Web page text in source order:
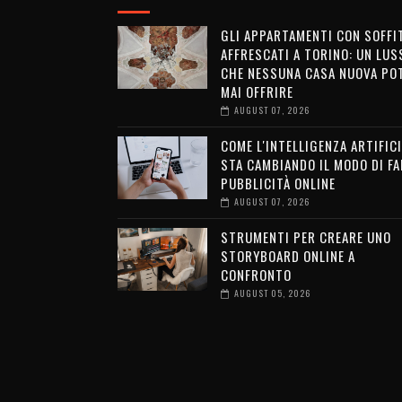
GLI APPARTAMENTI CON
AFFRESCATI A TORINO: UN
CHE NESSUNA CASA NUOVA
MAI OFFRIRE
AUGUST 07, 2026
COME L'INTELLIGENZA
STA CAMBIANDO IL MODO DI
PUBBLICITÀ ONLINE
AUGUST 07, 2026
STRUMENTI PER CREARE UNO
STORYBOARD ONLINE A
CONFRONTO
AUGUST 05, 2026